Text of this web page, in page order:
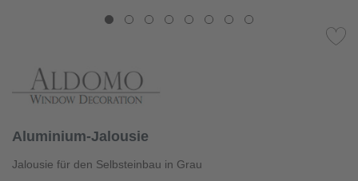
Aluminium-Jalousie
Jalousie für den Selbsteinbau in Grau